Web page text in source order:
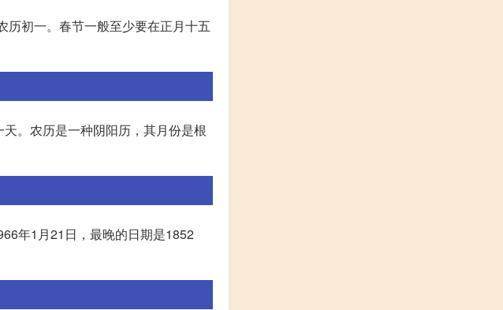
历初一。春节一般至少要在正月十五
。农历是一种阴阳历，其月份是根
年1月21日，最晚的日期是1852